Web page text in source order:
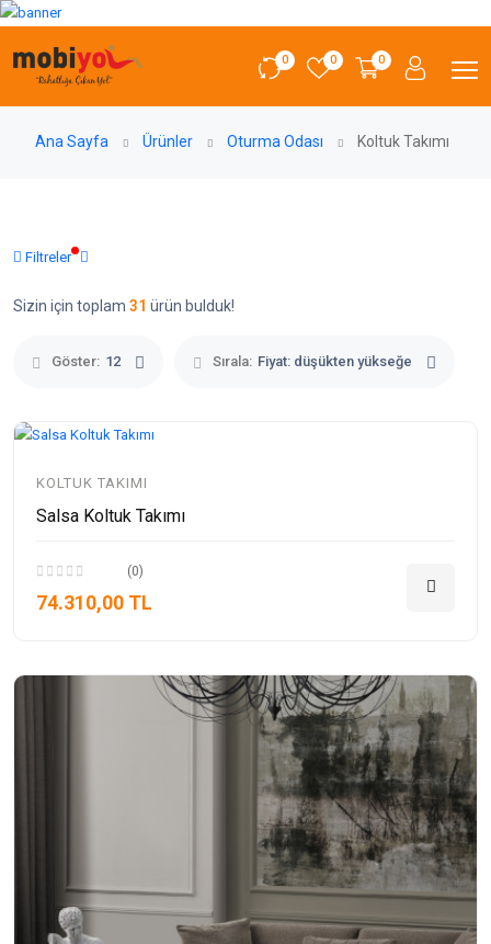
0 0 0
Ana Sayfa Ürünler Oturma Odası Koltuk Takımı
Filtreler
Sizin için toplam 31 ürün bulduk!
Göster: 12 Sırala: Fiyat: düşükten yükseğe
KOLTUK TAKIMI
Salsa Koltuk Takımı
(0)
74.310,00 TL